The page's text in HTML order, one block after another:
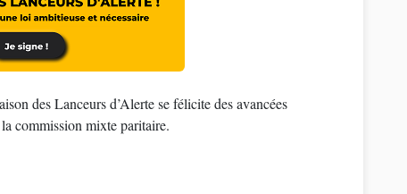
des Lanceurs d’Alerte se félicite des avancées
commission mixte paritaire.